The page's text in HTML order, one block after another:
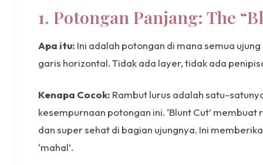
1. Potongan Panjang: The
Apa itu: Ini adalah potongan di mana semua
garis horizontal. Tidak ada layer, tidak ada
Kenapa Cocok: Rambut lurus adalah satu-
kesempurnaan potongan ini. ‘Blunt Cut’
dan super sehat di bagian ujungnya. Ini
‘mahal’.